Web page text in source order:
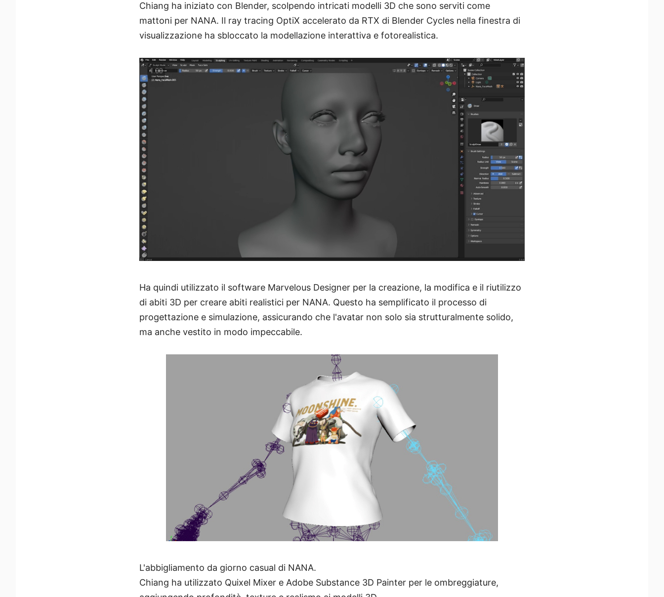
Chiang ha iniziato con Blender, scolpendo intricati modelli 3D che sono serviti come
mattoni per NANA. Il ray tracing OptiX accelerato da RTX di Blender Cycles nella finestra di
visualizzazione ha sbloccato la modellazione interattiva e fotorealistica.
Ha quindi utilizzato il software Marvelous Designer per la creazione, la modifica e il riutilizzo
di abiti 3D per creare abiti realistici per NANA. Questo ha semplificato il processo di
progettazione e simulazione, assicurando che l'avatar non solo sia strutturalmente solido,
ma anche vestito in modo impeccabile.
L'abbigliamento da giorno casual di NANA.
Chiang ha utilizzato Quixel Mixer e Adobe Substance 3D Painter per le ombreggiature,